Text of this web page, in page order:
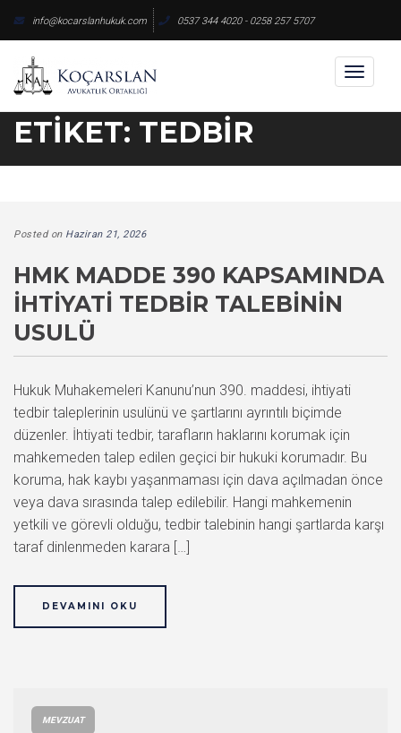
content
info@kocarslanhukuk.com 0537 344 4020 - 0258 257 5707
Toggle
ETIKET: TEDBIR
Posted on Haziran 21, 2026
HMK MADDE 390 KAPSAMINDA
İHTIYATI TEDBIR TALEBININ
USULÜ
Hukuk Muhakemeleri Kanunu’nun 390. maddesi, ihtiyati
tedbir taleplerinin usulünü ve şartlarını ayrıntılı biçimde
düzenler. İhtiyati tedbir, tarafların haklarını korumak için
mahkemeden talep edilen geçici bir hukuki korumadır. Bu
koruma, hak kaybı yaşanmaması için dava açılmadan önce
veya dava sırasında talep edilebilir. Hangi mahkemenin
yetkili ve görevli olduğu, tedbir talebinin hangi şartlarda karşı
taraf dinlenmeden karara […]
DEVAMINI OKU
MEVZUAT